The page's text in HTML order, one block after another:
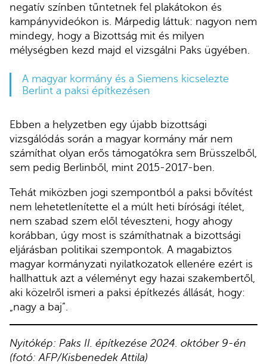
negatív színben tűntetnek fel plakátokon és
kampányvideókon is. Márpedig láttuk: nagyon nem
mindegy, hogy a Bizottság mit és milyen
mélységben kezd majd el vizsgálni Paks ügyében.
A magyar kormány és a Siemens kicselezte
Berlint a paksi építkezésen
Ebben a helyzetben egy újabb bizottsági
vizsgálódás során a magyar kormány már nem
számíthat olyan erős támogatókra sem Brüsszelből,
sem pedig Berlinből, mint 2015-2017-ben.
Tehát miközben jogi szempontból a paksi bővítést
nem lehetetlenítette el a múlt heti bírósági ítélet,
nem szabad szem elől téveszteni, hogy ahogy
korábban, úgy most is számíthatnak a bizottsági
eljárásban politikai szempontok. A magabiztos
magyar kormányzati nyilatkozatok ellenére ezért is
hallhattuk azt a véleményt egy hazai szakembertől,
aki közelről ismeri a paksi építkezés állását, hogy:
„nagy a baj”.
Nyitókép: Paks II. építkezése 2024. október 9-én
(fotó: AFP/Kisbenedek Attila)